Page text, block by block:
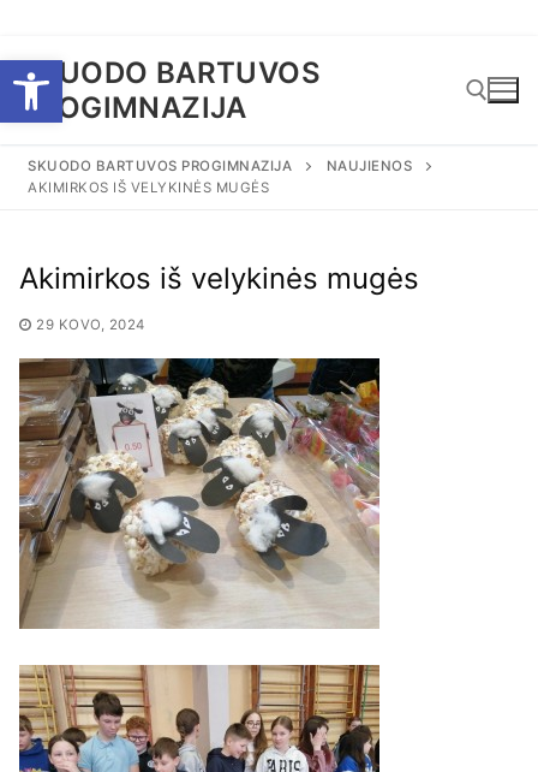
Open toolbar
prie
turinio
SKUODO BARTUVOS
PROGIMNAZIJA
Ieškoti:
SKUODO BARTUVOS PROGIMNAZIJA
NAUJIENOS
AKIMIRKOS IŠ VELYKINĖS MUGĖS
Akimirkos iš velykinės mugės
29 KOVO, 2024